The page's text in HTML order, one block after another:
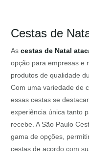
Cestas de
Ascestas de Natal
opção para empresas e
produtos de qualidade
Com uma variedade de
essas cestas se
experiência única tanto
recebe. A São Paulo
gama de opções,
cestas de acordo com